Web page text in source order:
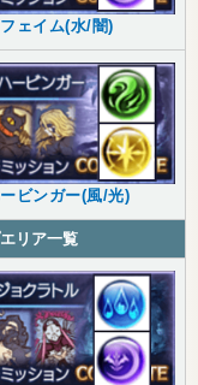
フェイム(水/闇)
ビンガー(風/光)
リア一覧